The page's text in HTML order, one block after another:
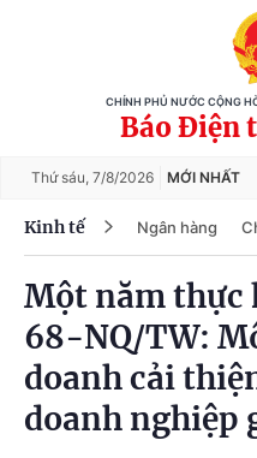
CHÍNH PHỦ NƯỚC CỘNG
Báo Điện
Thứ sáu, 7/8/2026 MỚI NHẤT
Kinh tế Ngân hàng
Một năm thực
68-NQ/TW:
doanh cải
doanh nghiệp